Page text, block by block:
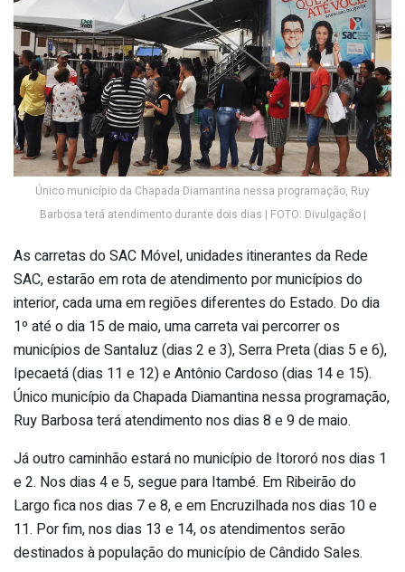
Único município da Chapada Diamantina nessa programação, Ruy
Barbosa terá atendimento durante dois dias | FOTO: Divulgação |
As carretas do SAC Móvel, unidades itinerantes da Rede
SAC, estarão em rota de atendimento por municípios do
interior, cada uma em regiões diferentes do Estado. Do dia
1º até o dia 15 de maio, uma carreta vai percorrer os
municípios de Santaluz (dias 2 e 3), Serra Preta (dias 5 e 6),
Ipecaetá (dias 11 e 12) e Antônio Cardoso (dias 14 e 15).
Único município da Chapada Diamantina nessa programação,
Ruy Barbosa terá atendimento nos dias 8 e 9 de maio.
Já outro caminhão estará no município de Itororó nos dias 1
e 2. Nos dias 4 e 5, segue para Itambé. Em Ribeirão do
Largo fica nos dias 7 e 8, e em Encruzilhada nos dias 10 e
11. Por fim, nos dias 13 e 14, os atendimentos serão
destinados à população do município de Cândido Sales.